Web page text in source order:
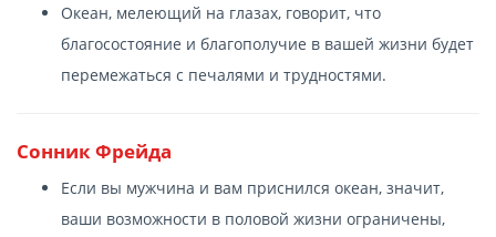
Океан, мелеющий на глазах, говорит, что
благосостояние и благополучие в вашей жизни будет
перемежаться с печалями и трудностями.
Сонник Фрейда
Если вы мужчина и вам приснился океан, значит,
ваши возможности в половой жизни ограничены,